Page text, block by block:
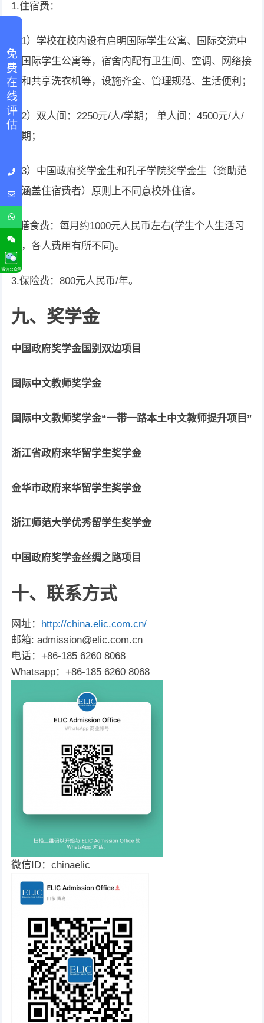
1.住宿费：
（1）学校在校内设有启明国际学生公寓、国际交流中
心国际学生公寓等，宿舍内配有卫生间、空调、网络接
口和共享洗衣机等，设施齐全、管理规范、生活便利；
（2）双人间：2250元/人/学期； 单人间：4500元/人/
学期；
（3）中国政府奖学金生和孔子学院奖学金生（资助范
围涵盖住宿费者）原则上不同意校外住宿。
2.膳食费：每月约1000元人民币左右(学生个人生活习
惯，各人费用有所不同)。
3.保险费：800元人民币/年。
九、奖学金
中国政府奖学金国别双边项目
国际中文教师奖学金
国际中文教师奖学金“一带一路本土中文教师提升项目”
浙江省政府来华留学生奖学金
金华市政府来华留学生奖学金
浙江师范大学优秀留学生奖学金
中国政府奖学金丝绸之路项目
十、联系方式
网址： http://china.elic.com.cn/
邮箱: admission@elic.com.cn
电话：+86-185 6260 8068
Whatsapp：+86-185 6260 8068
微信ID：chinaelic
免 费 在 线 评 估
微信公众号